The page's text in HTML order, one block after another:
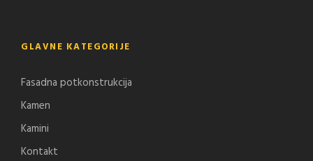
GLAVNE KATEGORIJE
Fasadna potkonstrukcija
Kamen
Kamini
Kontakt